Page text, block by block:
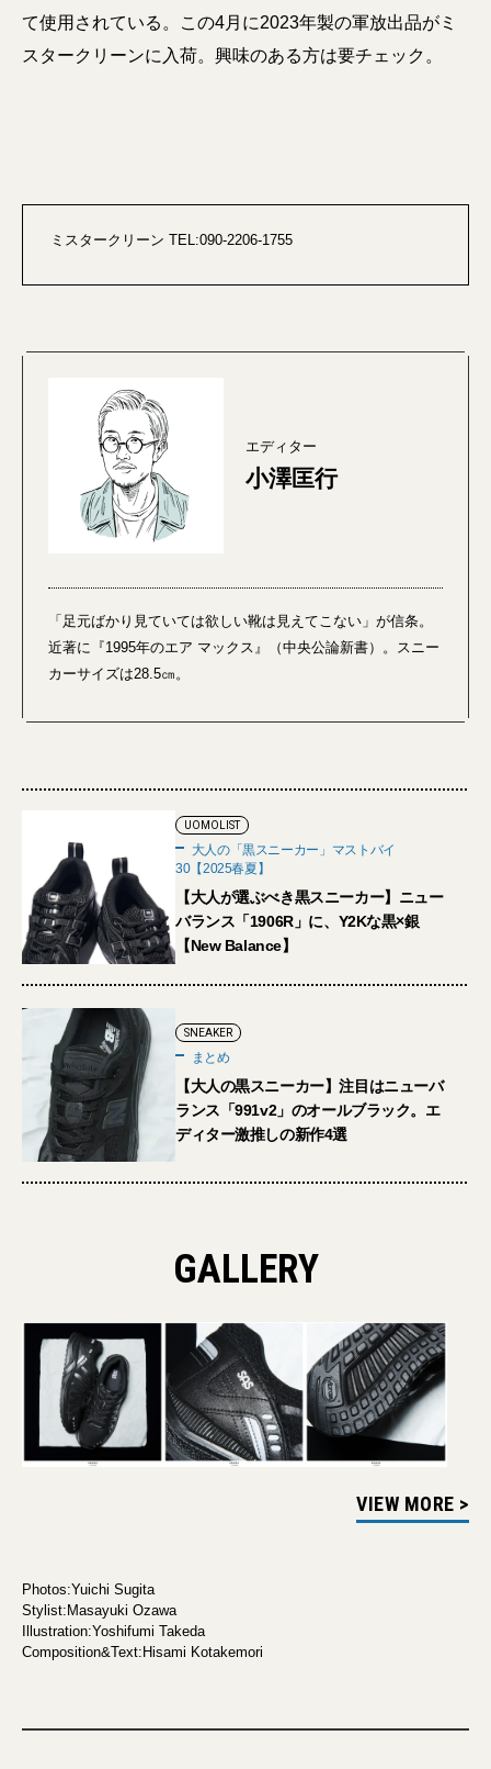
て使用されている。この4月に2023年製の軍放出品がミ
スタークリーンに入荷。興味のある方は要チェック。
ミスタークリーン TEL:090-2206-1755
エディター
小澤匡行
「足元ばかり見ていては欲しい靴は見えてこない」が信条。
近著に『1995年のエア マックス』（中央公論新書）。スニー
カーサイズは28.5㎝。
UOMOLIST
大人の「黒スニーカー」マストバイ
30【2025春夏】
【大人が選ぶべき黒スニーカー】ニュー
バランス「1906R」に、Y2Kな黒×銀
【New Balance】
SNEAKER
まとめ
【大人の黒スニーカー】注目はニューバ
ランス「991v2」のオールブラック。エ
ディター激推しの新作4選
GALLERY
VIEW MORE >
Photos:Yuichi Sugita
Stylist:Masayuki Ozawa
Illustration:Yoshifumi Takeda
Composition&Text:Hisami Kotakemori